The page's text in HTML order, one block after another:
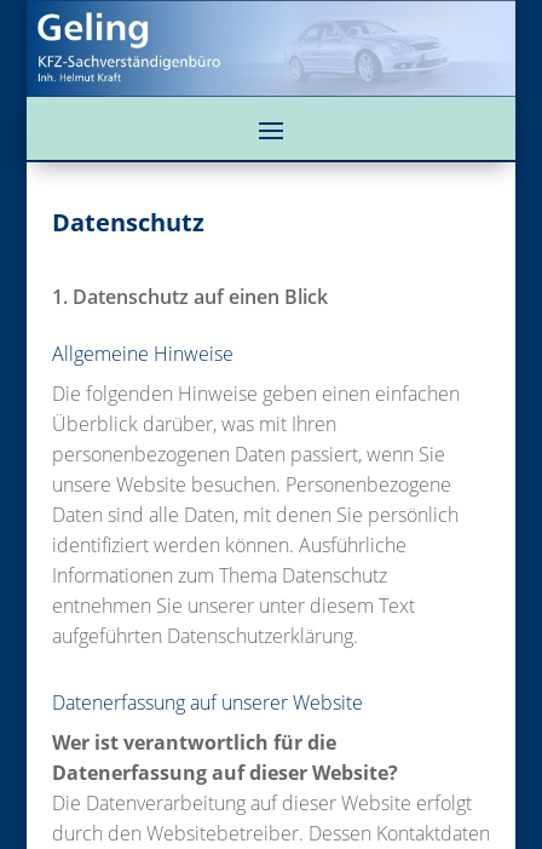
Datenschutz
1. Datenschutz auf einen Blick
Allgemeine Hinweise
Die folgenden Hinweise geben einen einfachen
Überblick darüber, was mit Ihren
personenbezogenen Daten passiert, wenn Sie
unsere Website besuchen. Personenbezogene
Daten sind alle Daten, mit denen Sie persönlich
identifiziert werden können. Ausführliche
Informationen zum Thema Datenschutz
entnehmen Sie unserer unter diesem Text
aufgeführten Datenschutzerklärung.
Datenerfassung auf unserer Website
Wer ist verantwortlich für die
Datenerfassung auf dieser Website?
Die Datenverarbeitung auf dieser Website erfolgt
durch den Websitebetreiber. Dessen Kontaktdaten